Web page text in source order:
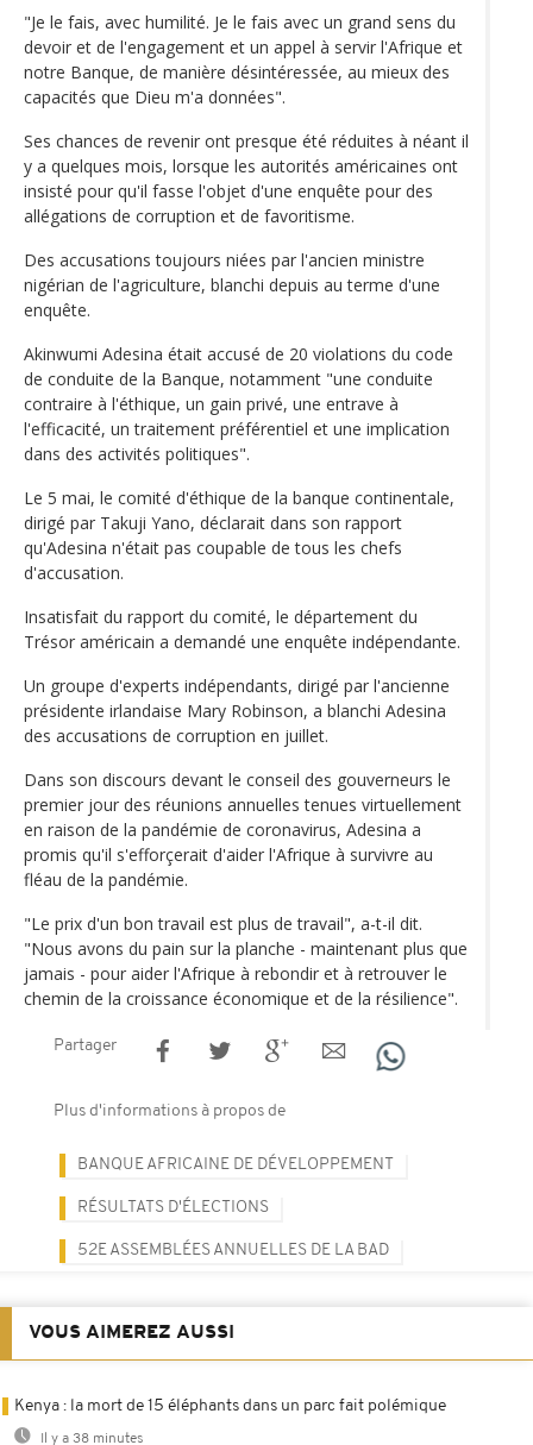
"Je le fais, avec humilité. Je le fais avec un grand sens du
devoir et de l'engagement et un appel à servir l'Afrique et
notre Banque, de manière désintéressée, au mieux des
capacités que Dieu m'a données".
Ses chances de revenir ont presque été réduites à néant il
y a quelques mois, lorsque les autorités américaines ont
insisté pour qu'il fasse l'objet d'une enquête pour des
allégations de corruption et de favoritisme.
Des accusations toujours niées par l'ancien ministre
nigérian de l'agriculture, blanchi depuis au terme d'une
enquête.
Akinwumi Adesina était accusé de 20 violations du code
de conduite de la Banque, notamment "une conduite
contraire à l'éthique, un gain privé, une entrave à
l'efficacité, un traitement préférentiel et une implication
dans des activités politiques".
Le 5 mai, le comité d'éthique de la banque continentale,
dirigé par Takuji Yano, déclarait dans son rapport
qu'Adesina n'était pas coupable de tous les chefs
d'accusation.
Insatisfait du rapport du comité, le département du
Trésor américain a demandé une enquête indépendante.
Un groupe d'experts indépendants, dirigé par l'ancienne
présidente irlandaise Mary Robinson, a blanchi Adesina
des accusations de corruption en juillet.
Dans son discours devant le conseil des gouverneurs le
premier jour des réunions annuelles tenues virtuellement
en raison de la pandémie de coronavirus, Adesina a
promis qu'il s'efforçerait d'aider l'Afrique à survivre au
fléau de la pandémie.
"Le prix d'un bon travail est plus de travail", a-t-il dit.
"Nous avons du pain sur la planche - maintenant plus que
jamais - pour aider l'Afrique à rebondir et à retrouver le
chemin de la croissance économique et de la résilience".
Partager
Plus d'informations à propos de
BANQUE AFRICAINE DE DÉVELOPPEMENT
RÉSULTATS D'ÉLECTIONS
52E ASSEMBLÉES ANNUELLES DE LA BAD
VOUS AIMEREZ AUSSI
Kenya : la mort de 15 éléphants dans un parc fait polémique
Il y a 38 minutes